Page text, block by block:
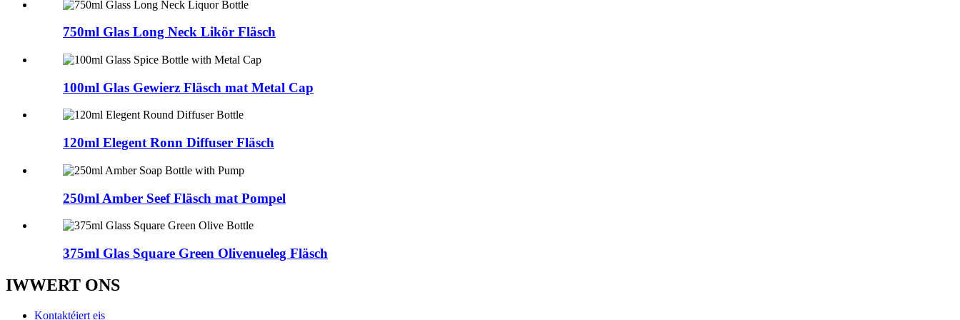
750ml Glas Long Neck Likör Fläsch
100ml Glas Gewierz Fläsch mat Metal Cap
120ml Elegent Ronn Diffuser Fläsch
250ml Amber Seef Fläsch mat Pompel
375ml Glas Square Green Olivenueleg Fläsch
IWWERT ONS
Kontaktéiert eis